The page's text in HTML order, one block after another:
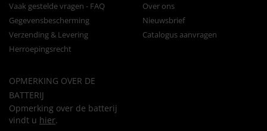
Vaak gestelde vragen - FAQ
Gegevensbescherming
Verzending & Levering
Herroepingsrecht
OPMERKING OVER DE
BATTERIJ
Opmerking over de batterij
vindt u hier.
Over ons
Nieuwsbrief
Catalogus aanvragen